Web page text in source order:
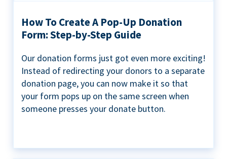
How To Create A Pop-Up Donation
Form: Step-by-Step Guide
Our donation forms just got even more exciting!
Instead of redirecting your donors to a separate
donation page, you can now make it so that
your form pops up on the same screen when
someone presses your donate button.